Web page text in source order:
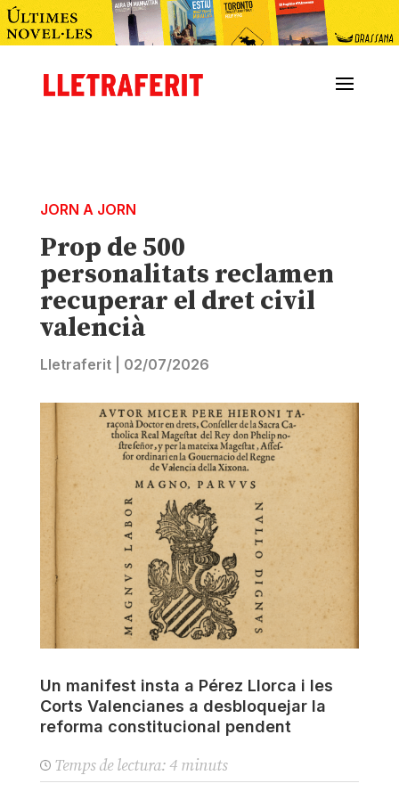
JORN A JORN
Prop de 500
personalitats reclamen
recuperar el dret civil
valencià
Lletraferit| 02/07/2026
Un manifest insta a Pérez Llorca i les
Corts Valencianes a desbloquejar la
reforma constitucional pendent
Temps de lectura: 4 minuts